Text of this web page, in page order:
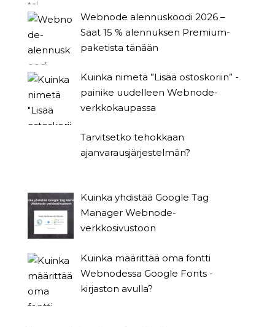
Webnode alennuskoodi 2026 –
Saat 15 % alennuksen Premium-
paketista tänään
Kuinka nimetä ”Lisää ostoskoriin” -
painike uudelleen Webnode-
verkkokaupassa
Tarvitsetko tehokkaan
ajanvarausjärjestelmän?
Kuinka yhdistää Google Tag
Manager Webnode-
verkkosivustoon
Kuinka määrittää oma fontti
Webnodessa Google Fonts -
kirjaston avulla?